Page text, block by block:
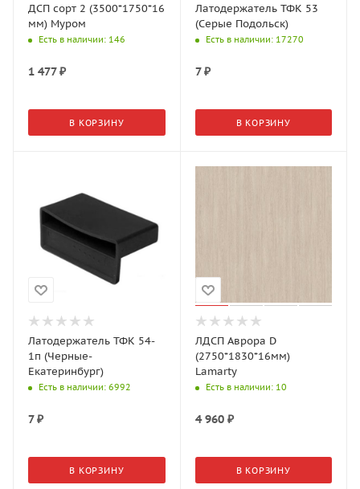
ДСП сорт 2 (3500*1750*16
мм) Муром
Есть в наличии: 146
1 477₽
В КОРЗИНУ
Латодержатель ТФК 53
(Серые Подольск)
Есть в наличии: 17270
7₽
В КОРЗИНУ
Латодержатель ТФК 54-
1п (Черные-
Екатеринбург)
Есть в наличии: 6992
7₽
В КОРЗИНУ
ЛДСП Аврора D
(2750*1830*16мм)
Lamarty
Есть в наличии: 10
4 960₽
В КОРЗИНУ